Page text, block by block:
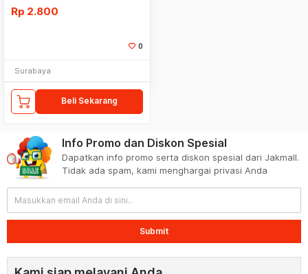
Rp 2.800
0
Surabaya
Beli Sekarang
Info Promo dan Diskon Spesial
Dapatkan info promo serta diskon spesial dari Jakmall.
Tidak ada spam, kami menghargai privasi Anda
Submit